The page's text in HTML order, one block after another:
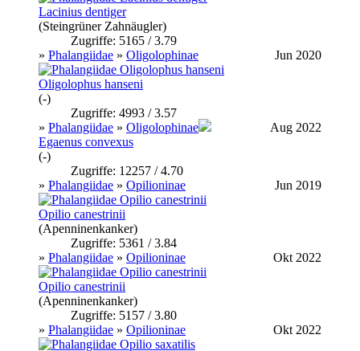
Lacinius dentiger
(Steingrüner Zahnäugler)
Zugriffe: 5165 / 3.79
» Phalangiidae » Oligolophinae Jun 2020
Oligolophus hanseni
(-)
Zugriffe: 4993 / 3.57
» Phalangiidae » Oligolophinae
Aug 2022
Egaenus convexus
(-)
Zugriffe: 12257 / 4.70
» Phalangiidae » Opilioninae Jun 2019
Opilio canestrinii
(Apenninenkanker)
Zugriffe: 5361 / 3.84
» Phalangiidae » Opilioninae Okt 2022
Opilio canestrinii
(Apenninenkanker)
Zugriffe: 5157 / 3.80
» Phalangiidae » Opilioninae Okt 2022